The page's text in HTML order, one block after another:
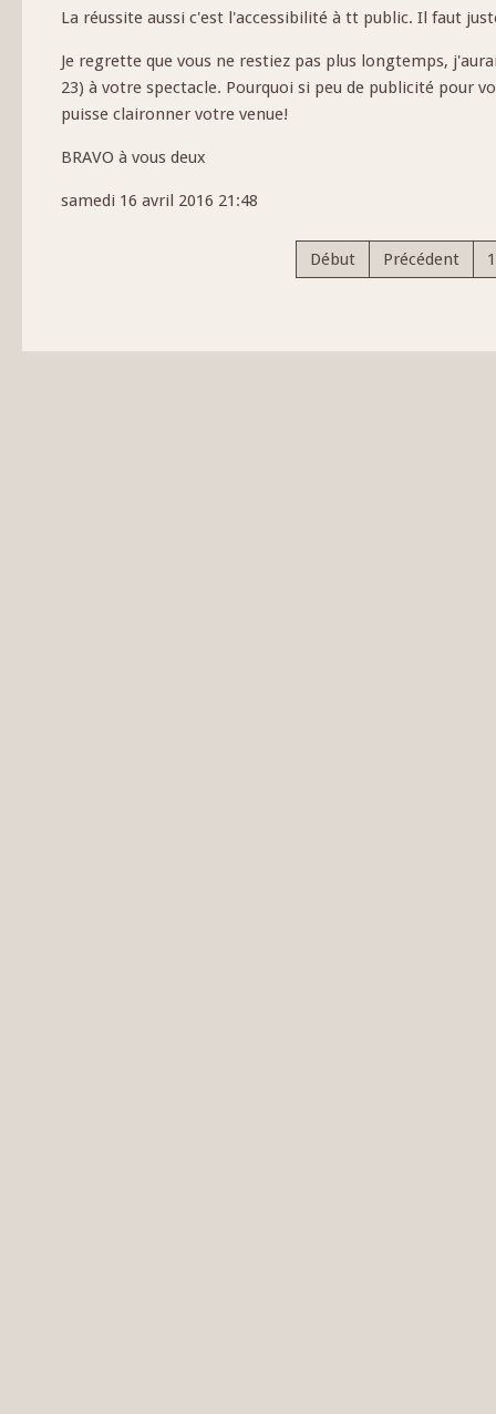
La réussite aussi c'est l'accessibilité à tt public. Il faut
Je regrette que vous ne restiez pas plus longtemps,
23) à votre spectacle. Pourquoi si peu de publicité pour
puisse claironner votre venue!
BRAVO à vous deux
samedi 16 avril 2016 21:48
Début Précédent 1